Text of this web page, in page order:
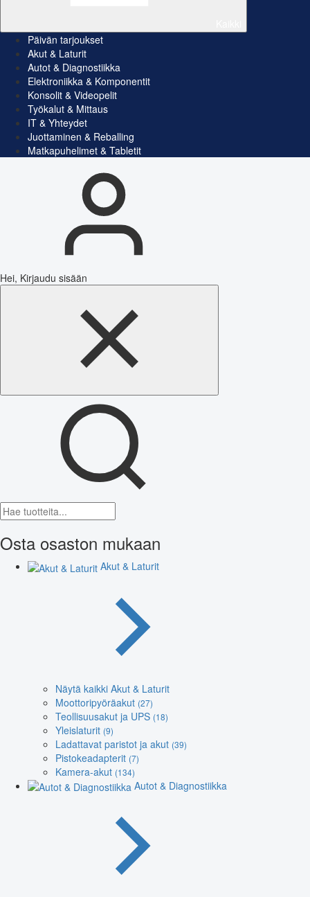
Päivän tarjoukset
Akut & Laturit
Autot & Diagnostiikka
Elektroniikka & Komponentit
Konsolit & Videopelit
Työkalut & Mittaus
IT & Yhteydet
Juottaminen & Reballing
Matkapuhelimet & Tabletit
Hei, Kirjaudu sisään
Osta osaston mukaan
Akut & Laturit
Näytä kaikki Akut & Laturit
Moottoripyöräakut (27)
Teollisuusakut ja UPS (18)
Yleislaturit (9)
Ladattavat paristot ja akut (39)
Pistokeadapterit (7)
Kamera-akut (134)
Autot & Diagnostiikka